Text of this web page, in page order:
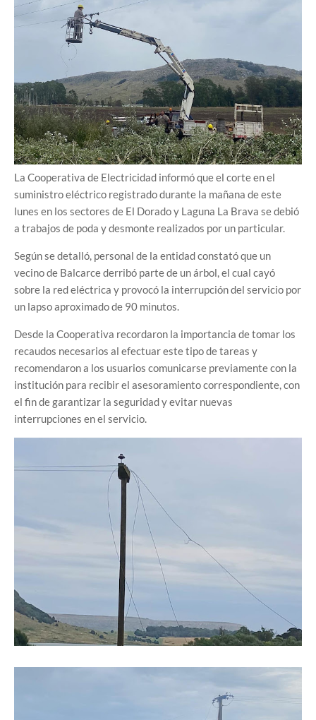
La Cooperativa de Electricidad informó que el corte en el
suministro eléctrico registrado durante la mañana de este
lunes en los sectores de El Dorado y Laguna La Brava se debió
a trabajos de poda y desmonte realizados por un particular.
Según se detalló, personal de la entidad constató que un
vecino de Balcarce derribó parte de un árbol, el cual cayó
sobre la red eléctrica y provocó la interrupción del servicio por
un lapso aproximado de 90 minutos.
Desde la Cooperativa recordaron la importancia de tomar los
recaudos necesarios al efectuar este tipo de tareas y
recomendaron a los usuarios comunicarse previamente con la
institución para recibir el asesoramiento correspondiente, con
el fin de garantizar la seguridad y evitar nuevas
interrupciones en el servicio.